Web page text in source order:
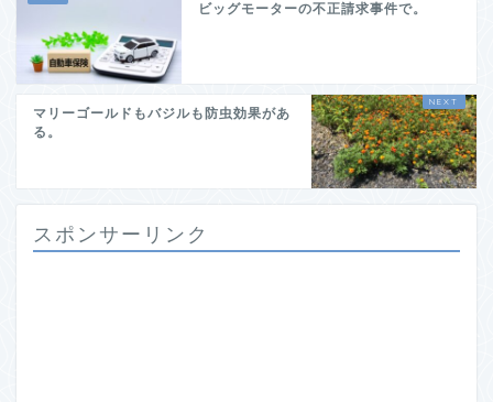
ビッグモーターの不正請求事件で。
マリーゴールドもバジルも防虫効果があ
る。
スポンサーリンク